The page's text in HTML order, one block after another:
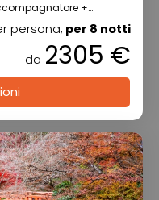
+
persona, per 8 notti
da 2305 €